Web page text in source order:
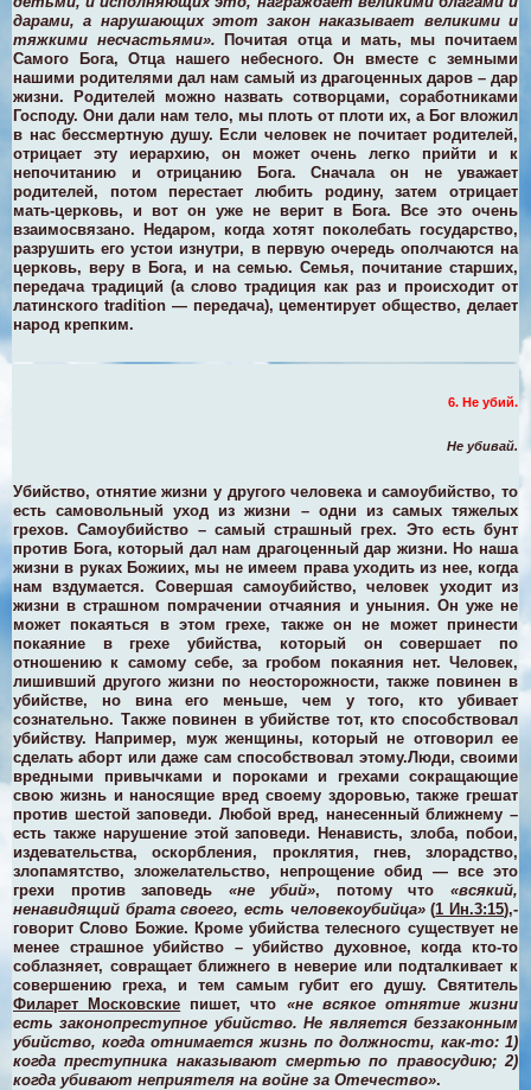
дарами, а нарушающих этот закон наказывает великими и
тяжкими несчастьями». Почитая отца и мать, мы почитаем
Самого Бога, Отца нашего небесного. Он вместе с земными
нашими родителями дал нам самый из драгоценных даров – дар
жизни. Родителей можно назвать сотворцами, соработниками
Господу. Они дали нам тело, мы плоть от плоти их, а Бог вложил
в нас бессмертную душу. Если человек не почитает родителей,
отрицает эту иерархию, он может очень легко прийти и к
непочитанию и отрицанию Бога. Сначала он не уважает
родителей, потом перестает любить родину, затем отрицает
мать-церковь, и вот он уже не верит в Бога. Все это очень
взаимосвязано. Недаром, когда хотят поколебать государство,
разрушить его устои изнутри, в первую очередь ополчаются на
церковь, веру в Бога, и на семью. Семья, почитание старших,
передача традиций (а слово традиция как раз и происходит от
латинского tradition — передача), цементирует общество, делает
народ крепким.
6. Не убий.
Не убивай.
Убийство, отнятие жизни у другого человека и самоубийство, то
есть самовольный уход из жизни – одни из самых тяжелых
грехов.Самоубийство – самый страшный грех. Это есть бунт
против Бога, который дал нам драгоценный дар жизни. Но наша
жизни в руках Божиих, мы не имеем права уходить из нее, когда
нам вздумается. Совершая самоубийство, человек уходит из
жизни в страшном помрачении отчаяния и уныния. Он уже не
может покаяться в этом грехе, также он не может принести
покаяние в грехе убийства, который он совершает по
отношению к самому себе, за гробом покаяния нет. Человек,
лишивший другого жизни по неосторожности, также повинен в
убийстве, но вина его меньше, чем у того, кто убивает
сознательно. Также повинен в убийстве тот, кто способствовал
убийству. Например, муж женщины, который не отговорил ее
сделать аборт или даже сам способствовал этому.Люди, своими
вредными привычками и пороками и грехами сокращающие
свою жизнь и наносящие вред своему здоровью, также грешат
против шестой заповеди. Любой вред, нанесенный ближнему –
есть также нарушение этой заповеди. Ненависть, злоба, побои,
издевательства, оскорбления, проклятия, гнев, злорадство,
злопамятство, зложелательство, непрощение обид — все это
грехи против заповедь «не убий», потому что«всякий,
ненавидящий брата своего, есть человекоубийца»(1 Ин.3:15),-
говорит Слово Божие. Кроме убийства телесного существует не
менее страшное убийство – убийство духовное, когда кто-то
соблазняет, совращает ближнего в неверие или подталкивает к
совершению греха, и тем самым губит его душу. Святитель
Филарет Московские пишет, что «не всякое отнятие жизни
есть законопреступное убийство. Не является беззаконным
убийство, когда отнимается жизнь по должности, как-то: 1)
когда преступника наказывают смертью по правосудию; 2)
когда убивают неприятеля на войне за Отечество».